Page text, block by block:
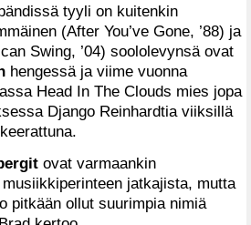
tyyli on kuitenkin
(After You’ve Gone, ’88) ja
Swing, ’04) soololevynsä ovat
hengessä ja viime vuonna
Head In The Clouds mies jopa
Django Reinhardtia viiksillä
ovat varmaankin
jatkajista, mutta
pitkään ollut suurimpia nimiä